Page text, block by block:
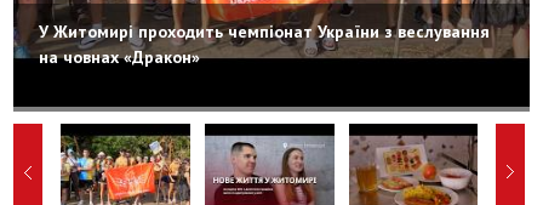
У Житомирі проходить чемпіонат України з веслування
на човнах «Дракон»